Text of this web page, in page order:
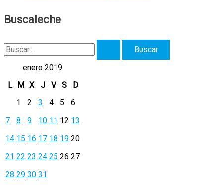
Buscaleche
B
r
p
o
r
enero 2019
L
M X J V S
D
1
2 3 4 5
6
7
8 9 10 11 12 13
14 15 16 17 18 19 20
21 22 23 24 25 26 27
28 29 30 31